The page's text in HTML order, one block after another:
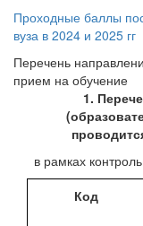
Проходные баллы
вуза в 2024 и 2025 гг
Перечень
прием на обучение
1.
в рамках
Код